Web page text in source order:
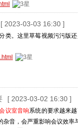
[ 2023-03-03 16:30 ]
类。这里草莓视频污污版
[ 2023-03-02 16:30 ]
议室音响系统的要求越来
杂音，会严重影响会议效率